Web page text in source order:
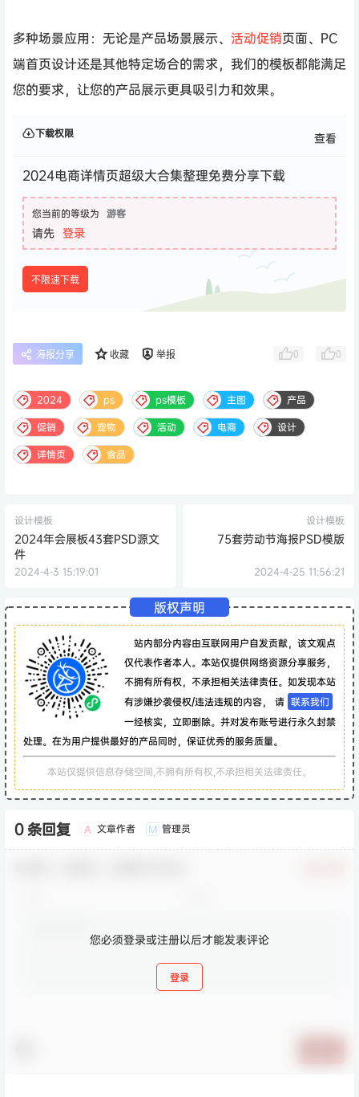
多种场景应用：无论是产品场景展示、 活动促销页面、PC
端首页设计还是其他特定场合的需求，我们的模板都能满足
您的要求，让您的产品展示更具吸引力和效果。
下载权限 查看
2024电商详情页超级大合集整理免费分享下载
您当前的等级为 游客
请先 登录
不限速下载
海报分享 收藏 举报 0 0
2024 ps ps模板 主图
产品
促销
宠物 活动 电商
设计
详情页
食品
设计模板
2024年会展板43套PSD源文
件
2024-4-3 15:19:01
设计模板
75套劳动节海报PSD模版
2024-4-25 11:56:21
版权声明
站内部分内容由互联网用户自发贡献，该文观点
仅代表作者本人。本站仅提供网络资源分享服务，
不拥有所有权，不承担相关法律责任。如发现本站
有涉嫌抄袭侵权/违法违规的内容， 请 联系我们
一经核实，立即删除。并对发布账号进行永久封禁
处理。在为用户提供最好的产品同时，保证优秀的服务质量。
本站仅提供信息存储空间,不拥有所有权,不承担相关法律责任。
0 条回复 A 文章作者 M 管理员
您必须登录或注册以后才能发表评论
登录